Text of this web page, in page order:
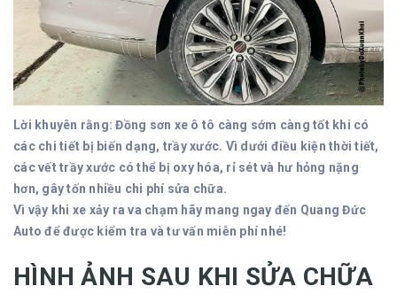
Lời khuyên rằng: Đồng sơn xe ô tô càng sớm càng tốt khi có
các chi tiết bị biến dạng, trầy xước. Vì dưới điều kiện thời tiết,
các vết trầy xước có thể bị oxy hóa, rỉ sét và hư hỏng nặng
hơn, gây tốn nhiều chi phí sửa chữa.
Vì vậy khi xe xảy ra va chạm hãy mang ngay đến Quang Đức
Auto để được kiểm tra và tư vấn miễn phí nhé!
HÌNH ẢNH SAU KHI SỬA CHỮA